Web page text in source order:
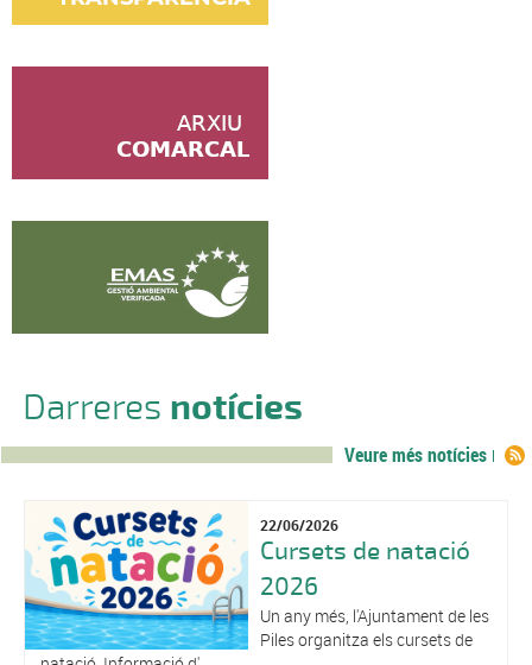
Darreres notícies
Veure més notícies
22/06/2026
Cursets de natació
2026
Un any més, l'Ajuntament de les
Piles organitza els cursets de